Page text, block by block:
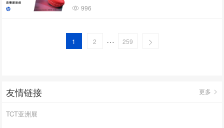
996
1 2 … 259
友情链接 更多
TCT亚洲展